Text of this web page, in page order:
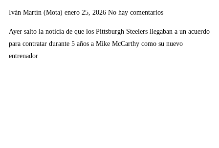
Iván Martín (Mota) enero 25, 2026 No hay comentarios
Ayer salto la noticia de que los Pittsburgh Steelers llegaban a un acuerdo
para contratar durante 5 años a Mike McCarthy como su nuevo
entrenador